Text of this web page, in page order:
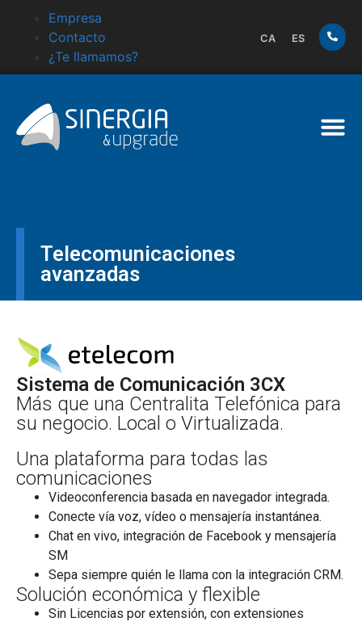
Empresa
Contacto
¿Te llamamos?
CA ES
Telecomunicaciones
avanzadas
Sistema de Comunicación 3CX
Más que una Centralita Telefónica para
su negocio. Local o Virtualizada.
Una plataforma para todas las
comunicaciones
Videoconferencia basada en navegador integrada.
Conecte vía voz, vídeo o mensajería instantánea.
Chat en vivo, integración de Facebook y mensajería
SM
Sepa siempre quién le llama con la integración CRM.
Solución económica y flexible
Sin Licencias por extensión, con extensiones